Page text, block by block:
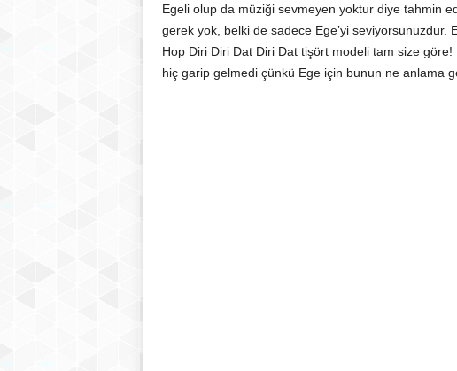
Egeli olup da müziği sevmeyen yoktur diye tahmin
gerek yok, belki de sadece Ege’yi seviyorsunuzdur.
Hop Diri Diri Dat Diri Dat tişört modeli tam size göre!
hiç garip gelmedi çünkü Ege için bunun ne anlama